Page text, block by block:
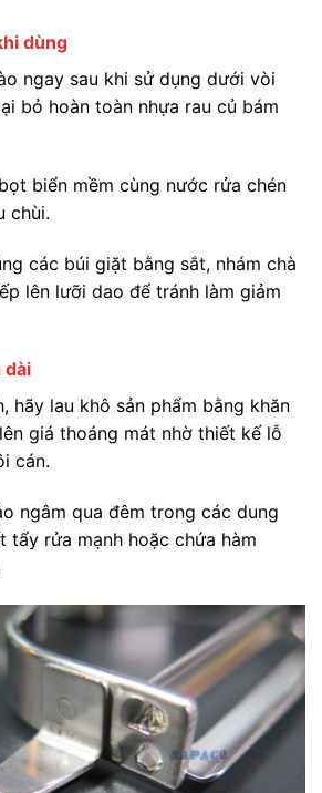
dùng
ngay sau khi sử dụng dưới vòi
bỏ hoàn toàn nhựa rau củ bám
biển mềm cùng nước rửa chén
chùi.
các búi giặt bằng sắt, nhám chà
lên lưỡi dao để tránh làm giảm
dài
hãy lau khô sản phẩm bằng khăn
giá thoáng mát nhờ thiết kế lỗ
cán.
ngâm qua đêm trong các dung
tẩy rửa mạnh hoặc chứa hàm